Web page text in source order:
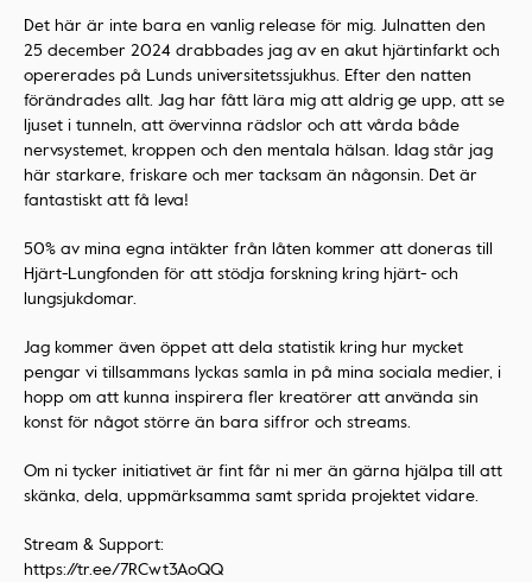
Det här är inte bara en vanlig release för mig. Julnatten den
25 december 2024 drabbades jag av en akut hjärtinfarkt och
opererades på Lunds universitetssjukhus. Efter den natten
förändrades allt. Jag har fått lära mig att aldrig ge upp, att se
ljuset i tunneln, att övervinna rädslor och att vårda både
nervsystemet, kroppen och den mentala hälsan. Idag står jag
här starkare, friskare och mer tacksam än någonsin. Det är
fantastiskt att få leva!
50% av mina egna intäkter från låten kommer att doneras till
Hjärt-Lungfonden för att stödja forskning kring hjärt- och
lungsjukdomar.
Jag kommer även öppet att dela statistik kring hur mycket
pengar vi tillsammans lyckas samla in på mina sociala medier, i
hopp om att kunna inspirera fler kreatörer att använda sin
konst för något större än bara siffror och streams.
Om ni tycker initiativet är fint får ni mer än gärna hjälpa till att
skänka, dela, uppmärksamma samt sprida projektet vidare.
Stream & Support:
https://tr.ee/7RCwt3AoQQ